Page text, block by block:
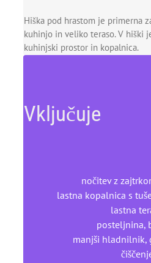
Hiška pod hrastom je primerna
kuhinjo in veliko teraso. V hiški
kuhinjski prostor in kopalnica.
Vključuje
nočitev z
lastna kopalnica s
lastna
posteljnina,
manjši hladnilnik,